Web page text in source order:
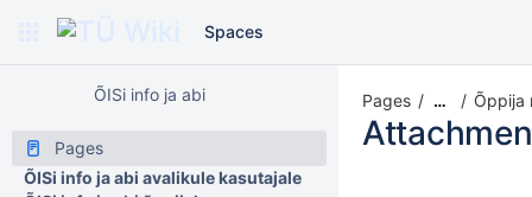
Spaces
ÕISi info ja abi
Pages
ÕISi info ja abi avalikule kasutajale
Pages … Õppija